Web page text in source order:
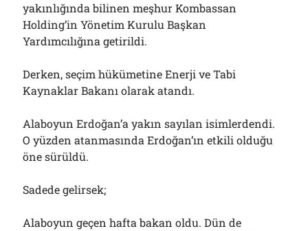
yakınlığında bilinen meşhur Kombassan
Holding’in Yönetim Kurulu Başkan
Yardımcılığına getirildi.
Derken, seçim hükümetine Enerji ve Tabi
Kaynaklar Bakanı olarak atandı.
Alaboyun Erdoğan’a yakın sayılan isimlerdendi.
O yüzden atanmasında Erdoğan’ın etkili olduğu
öne sürüldü.
Sadede gelirsek;
Alaboyun geçen hafta bakan oldu. Dün de